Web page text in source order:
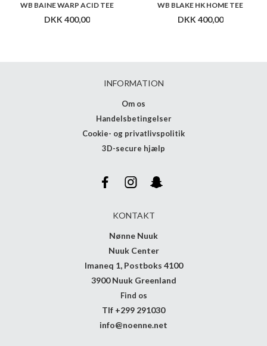
WB BAINE WARP ACID TEE
DKK 400,00
WB BLAKE HK HOME TEE
DKK 400,00
INFORMATION
Om os
Handelsbetingelser
Cookie- og privatlivspolitik
3D-secure hjælp
KONTAKT
Nønne Nuuk
Nuuk Center
Imaneq 1, Postboks 4100
3900 Nuuk Greenland
Find os
Tlf +299 291030
info@noenne.net